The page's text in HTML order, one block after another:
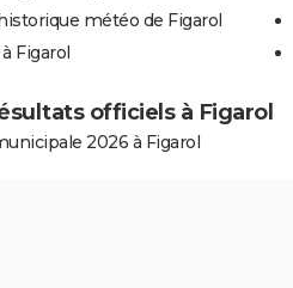
météo de Figarol
Figarol
officiels à Figarol
2026 à Figarol